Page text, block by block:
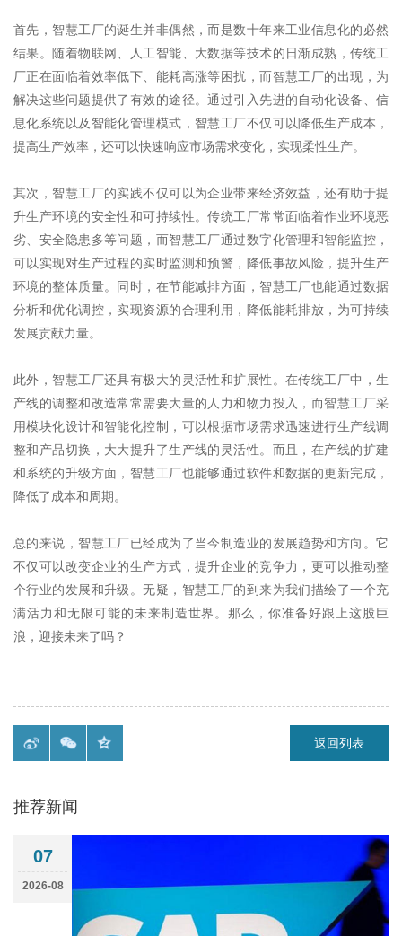
首先，智慧工厂的诞生并非偶然，而是数十年来工业信息化的必然
结果。随着物联网、人工智能、大数据等技术的日渐成熟，传统工
厂正在面临着效率低下、能耗高涨等困扰，而智慧工厂的出现，为
解决这些问题提供了有效的途径。通过引入先进的自动化设备、信
息化系统以及智能化管理模式，智慧工厂不仅可以降低生产成本，
提高生产效率，还可以快速响应市场需求变化，实现柔性生产。
其次，智慧工厂的实践不仅可以为企业带来经济效益，还有助于提
升生产环境的安全性和可持续性。传统工厂常常面临着作业环境恶
劣、安全隐患多等问题，而智慧工厂通过数字化管理和智能监控，
可以实现对生产过程的实时监测和预警，降低事故风险，提升生产
环境的整体质量。同时，在节能减排方面，智慧工厂也能通过数据
分析和优化调控，实现资源的合理利用，降低能耗排放，为可持续
发展贡献力量。
此外，智慧工厂还具有极大的灵活性和扩展性。在传统工厂中，生
产线的调整和改造常常需要大量的人力和物力投入，而智慧工厂采
用模块化设计和智能化控制，可以根据市场需求迅速进行生产线调
整和产品切换，大大提升了生产线的灵活性。而且，在产线的扩建
和系统的升级方面，智慧工厂也能够通过软件和数据的更新完成，
降低了成本和周期。
总的来说，智慧工厂已经成为了当今制造业的发展趋势和方向。它
不仅可以改变企业的生产方式，提升企业的竞争力，更可以推动整
个行业的发展和升级。无疑，智慧工厂的到来为我们描绘了一个充
满活力和无限可能的未来制造世界。那么，你准备好跟上这股巨
浪，迎接未来了吗？
返回列表
推荐新闻
07
2026-08